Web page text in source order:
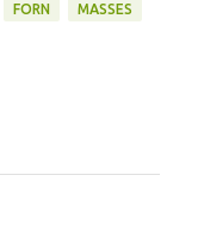
FORN MASSES